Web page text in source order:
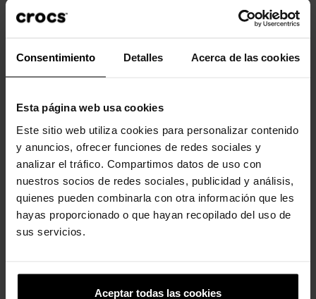
Consentimiento Detalles Acerca de las cookies
Esta página web usa cookies
Este sitio web utiliza cookies para personalizar contenido
y anuncios, ofrecer funciones de redes sociales y
analizar el tráfico. Compartimos datos de uso con
nuestros socios de redes sociales, publicidad y análisis,
quienes pueden combinarla con otra información que les
hayas proporcionado o que hayan recopilado del uso de
sus servicios.
Aceptar todas las cookies
Eles não são um brinquedo. Não recomendado para crianças
menores de 3 anos.
produto também compraram:
-20%
4,99 € 3,99 €